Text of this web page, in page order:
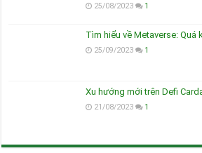
25/08/2023 1
Tìm hiểu về Metaverse: Quá
25/09/2023 1
Xu hướng mới trên Defi
21/08/2023 1